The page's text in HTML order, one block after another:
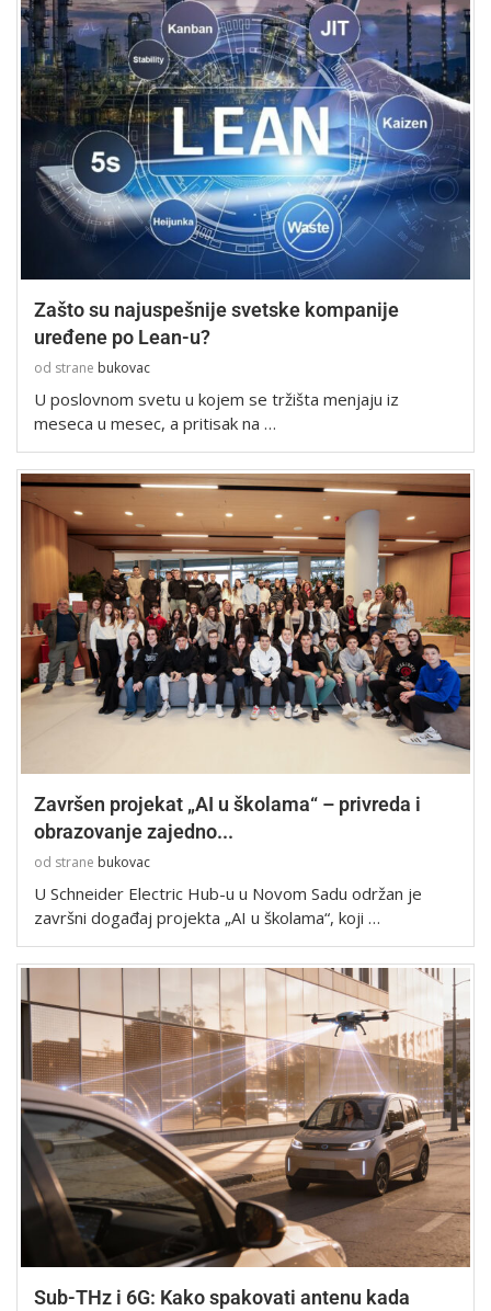
Zašto su najuspešnije svetske kompanije
uređene po Lean-u?
od strane bukovac
U poslovnom svetu u kojem se tržišta menjaju iz
meseca u mesec, a pritisak na …
Završen projekat „AI u školama“ – privreda i
obrazovanje zajedno...
od strane bukovac
U Schneider Electric Hub-u u Novom Sadu održan je
završni događaj projekta „AI u školama“, koji …
Sub-THz i 6G: Kako spakovati antenu kada